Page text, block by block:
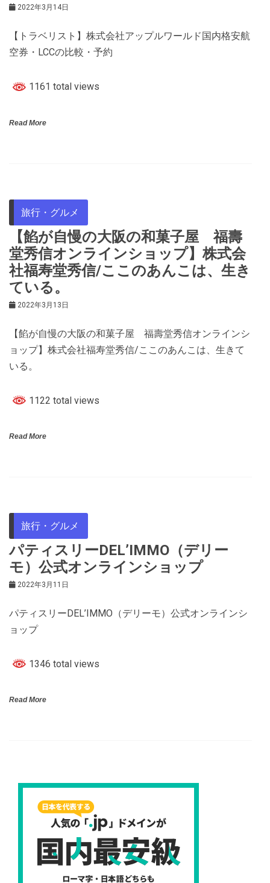
2022年3月14日
【トラベリスト】株式会社アップルワールド国内格安航
空券・LCCの比較・予約
1161 total views
Read More
旅行・グルメ
【餡が自慢の大阪の和菓子屋 福壽
堂秀信オンラインショップ】株式会
社福寿堂秀信/ここのあんこは、生き
ている。
2022年3月13日
【餡が自慢の大阪の和菓子屋 福壽堂秀信オンラインシ
ョップ】株式会社福寿堂秀信/ここのあんこは、生きて
いる。
1122 total views
Read More
旅行・グルメ
パティスリーDEL’IMMO（デリー
モ）公式オンラインショップ
2022年3月11日
パティスリーDEL’IMMO（デリーモ）公式オンラインシ
ョップ
1346 total views
Read More